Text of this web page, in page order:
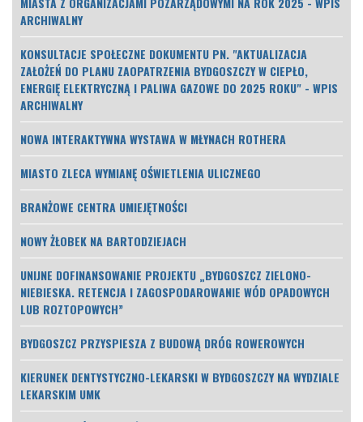
ARCHIWALNY
KONSULTACJE SPOŁECZNE DOKUMENTU PN. "AKTUALIZACJA
ZAŁOŻEŃ DO PLANU ZAOPATRZENIA BYDGOSZCZY W CIEPŁO,
ENERGIĘ ELEKTRYCZNĄ I PALIWA GAZOWE DO 2025 ROKU" - WPIS
ARCHIWALNY
NOWA INTERAKTYWNA WYSTAWA W MŁYNACH ROTHERA
MIASTO ZLECA WYMIANĘ OŚWIETLENIA ULICZNEGO
BRANŻOWE CENTRA UMIEJĘTNOŚCI
NOWY ŻŁOBEK NA BARTODZIEJACH
UNIJNE DOFINANSOWANIE PROJEKTU „BYDGOSZCZ ZIELONO-
NIEBIESKA. RETENCJA I ZAGOSPODAROWANIE WÓD OPADOWYCH
LUB ROZTOPOWYCH”
BYDGOSZCZ PRZYSPIESZA Z BUDOWĄ DRÓG ROWEROWYCH
KIERUNEK DENTYSTYCZNO-LEKARSKI W BYDGOSZCZY NA WYDZIALE
LEKARSKIM UMK